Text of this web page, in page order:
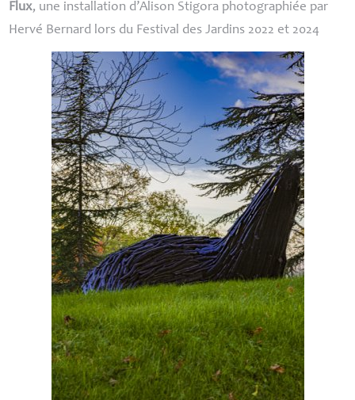
Flux, une installation d’Alison Stigora photographiée par
Hervé Bernard lors du Festival des Jardins 2022 et 2024